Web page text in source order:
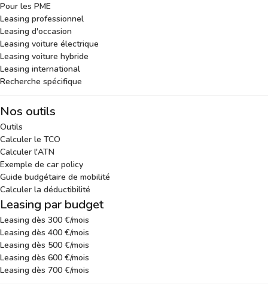
Pour les PME
Leasing professionnel
Leasing d'occasion
Leasing voiture électrique
Leasing voiture hybride
Leasing international
Recherche spécifique
Nos outils
Outils
Calculer le TCO
Calculer l'ATN
Exemple de car policy
Guide budgétaire de mobilité
Calculer la déductibilité
Leasing par budget
Leasing dès 300 €/mois
Leasing dès 400 €/mois
Leasing dès 500 €/mois
Leasing dès 600 €/mois
Leasing dès 700 €/mois